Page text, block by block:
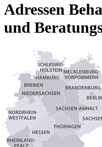
Adressen
und